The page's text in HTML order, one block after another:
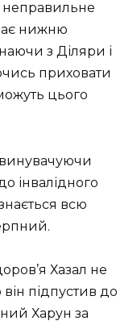
неправильне
нижню
з Діляри і
приховати
цього
інвалідного
всю
Хазал не
підпустив до
Харун за